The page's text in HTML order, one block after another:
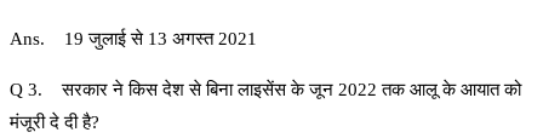
Ans. 19 जुलाई से 13 अगस्त 2021
Q 3. सरकार ने किस देश से बिना लाइसेंस के जून 2022 तक आलू के आयात को
मंजूरी दे दी है?